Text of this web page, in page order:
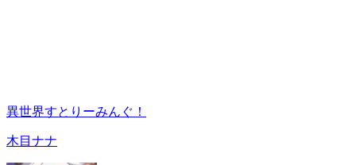
異世界すとりーみんぐ！
木目ナナ